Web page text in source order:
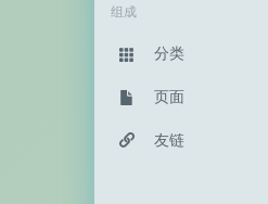
组成
分类
主机教程
建站知识
页面
归档栏
友链